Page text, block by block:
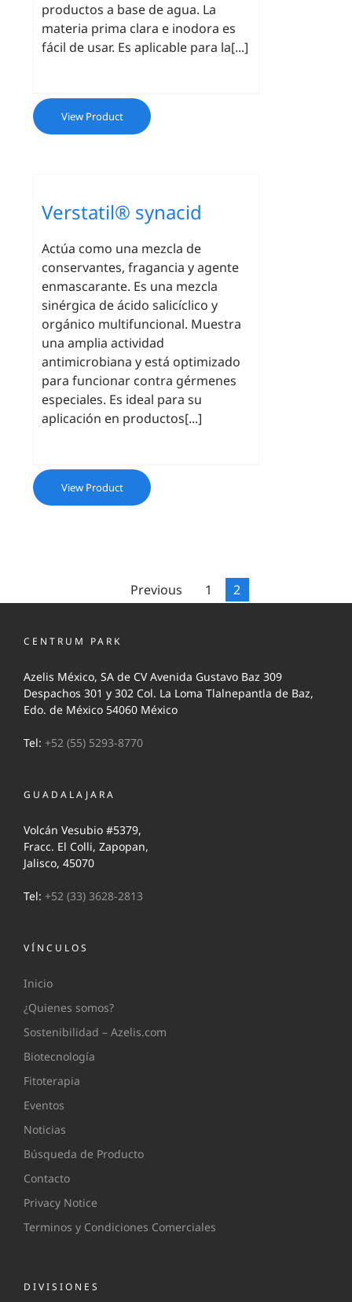
productos a base de agua. La
materia prima clara e inodora es
fácil de usar. Es aplicable para la[...]
View Product
Verstatil® synacid
Actúa como una mezcla de
conservantes, fragancia y agente
enmascarante. Es una mezcla
sinérgica de ácido salicíclico y
orgánico multifuncional. Muestra
una amplia actividad
antimicrobiana y está optimizado
para funcionar contra gérmenes
especiales. Es ideal para su
aplicación en productos[...]
View Product
Previous 1 2
CENTRUM PARK
Azelis México, SA de CV Avenida Gustavo Baz 309
Despachos 301 y 302 Col. La Loma Tlalnepantla de Baz,
Edo. de México 54060 México
Tel: +52 (55) 5293-8770
GUADALAJARA
Volcán Vesubio #5379,
Fracc. El Colli, Zapopan,
Jalisco, 45070
Tel: +52 (33) 3628-2813
VÍNCULOS
Inicio
¿Quienes somos?
Sostenibilidad – Azelis.com
Biotecnología
Fitoterapia
Eventos
Noticias
Búsqueda de Producto
Contacto
Privacy Notice
Terminos y Condiciones Comerciales
DIVISIONES